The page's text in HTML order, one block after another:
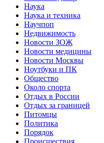
Наука
Наука и техника
Научпоп
Недвижимость
Новости ЗОЖ
Новости медицины
Новости Москвы
Ноутбуки и ПК
Общество
Около спорта
Отдых в России
Отдых за границей
Питомцы
Политика
Порядок
Происшествия